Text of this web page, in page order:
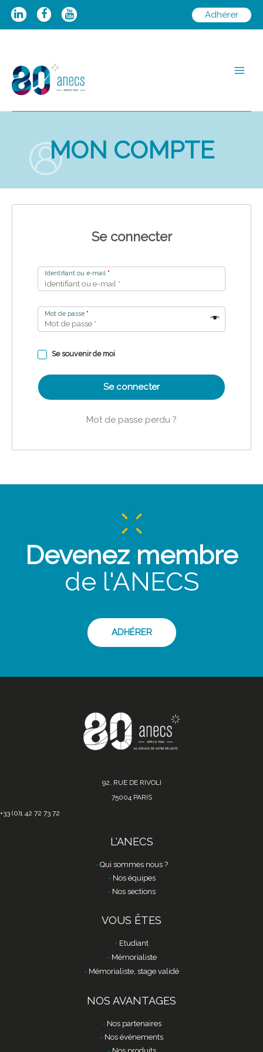
Aller
Adhérer
MON COMPTE
Se connecter
Identifiant ou e-mail *
Mot de passe *
Se souvenir de moi
Se connecter
Mot de passe perdu ?
Devenez membre
de l'ANECS
ADHÉRER
92, RUE DE RIVOLI
75004 PARIS
+33 (0)1 42 72 73 72
L'ANECS
Qui sommes nous ?
Nos équipes
Nos sections
VOUS ÊTES
Etudiant
Mémorialiste
Mémorialiste, stage validé
NOS AVANTAGES
Nos partenaires
Nos événements